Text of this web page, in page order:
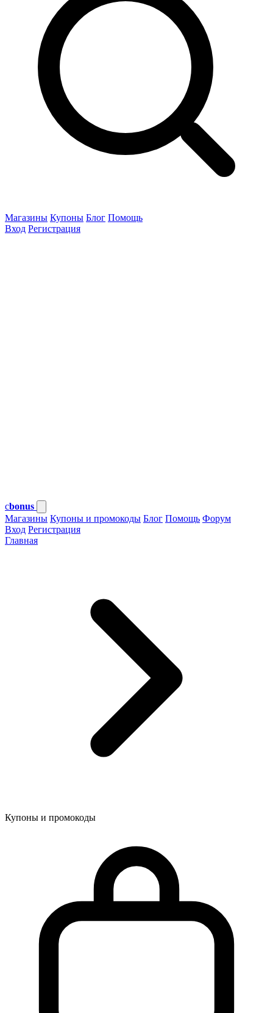
Магазины Купоны Блог Помощь
Вход Регистрация
cbonus
Магазины Купоны и промокоды Блог Помощь Форум
Вход Регистрация
Главная
Купоны и промокоды